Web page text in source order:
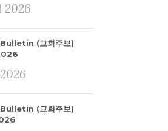
2026
(교회주보)
(교회주보)